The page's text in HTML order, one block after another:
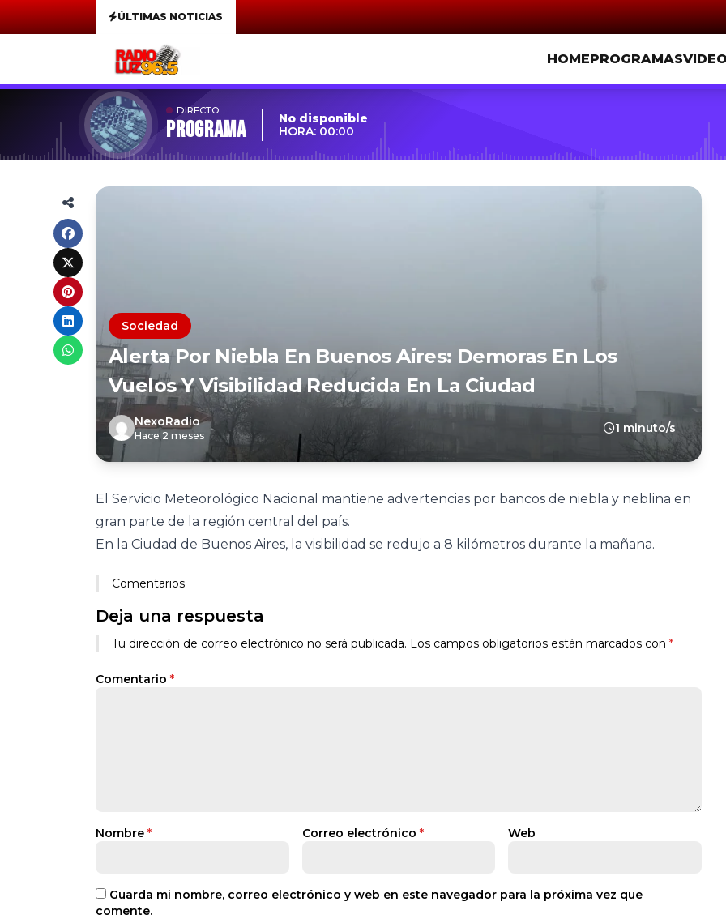
ÚLTIMAS NOTICIAS
HOMEPROGRAMAS
DIRECTO
Programa
No disponible
HORA: 00:00
Sociedad
Alerta Por Niebla En Buenos Aires: Demoras En Los
Vuelos Y Visibilidad Reducida En La Ciudad
NexoRadio
Hace 2 meses
1 minuto/s
El Servicio Meteorológico Nacional mantiene advertencias por bancos de niebla y neblina en
gran parte de la región central del país.
En la Ciudad de Buenos Aires, la visibilidad se redujo a 8 kilómetros durante la mañana.
Comentarios
Deja una respuesta
Tu dirección de correo electrónico no será publicada. Los campos obligatorios están marcados con *
Comentario *
Nombre * Correo electrónico * Web
Guarda mi nombre, correo electrónico y web en este navegador para la próxima vez que
comente.